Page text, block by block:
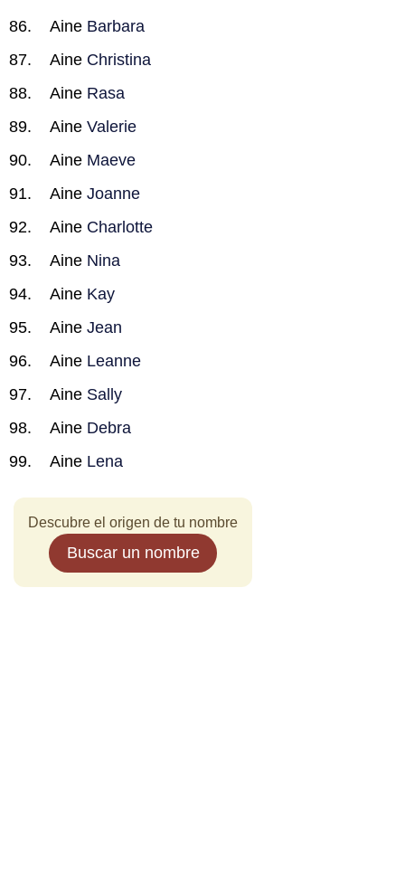
Aine Barbara
Aine Christina
Aine Rasa
Aine Valerie
Aine Maeve
Aine Joanne
Aine Charlotte
Aine Nina
Aine Kay
Aine Jean
Aine Leanne
Aine Sally
Aine Debra
Aine Lena
Descubre el origen de tu nombre
Buscar un nombre